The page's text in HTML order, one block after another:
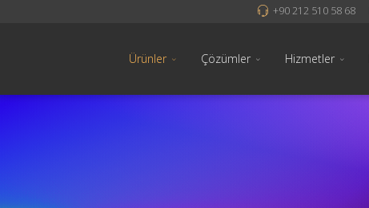
+90 212 510 58 68
Ürünler Çözümler Hizmetler